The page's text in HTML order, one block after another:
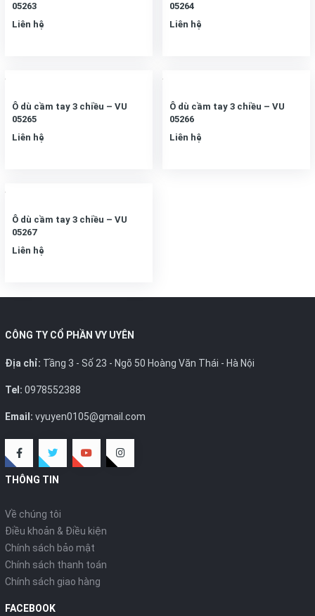
05263
Liên hệ
05264
Liên hệ
Ô dù cầm tay 3 chiều – VU
05265
Liên hệ
Ô dù cầm tay 3 chiều – VU
05266
Liên hệ
Ô dù cầm tay 3 chiều – VU
05267
Liên hệ
CÔNG TY CỔ PHẦN VY UYÊN
Địa chỉ: Tầng 3 - Số 23 - Ngõ 50 Hoàng Văn Thái - Hà Nội
Tel: 0978552388
Email: vyuyen0105@gmail.com
THÔNG TIN
Về chúng tôi
Điều khoản & Điều kiện
Chính sách bảo mật
Chính sách thanh toán
Chính sách giao hàng
FACEBOOK